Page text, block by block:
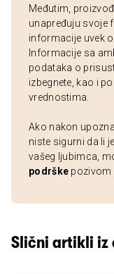
Međutim,
unapređuju svoje
informacije uvek
Informacije sa
podataka o
izbegnete, kao i
vrednostima.
Ako nakon
niste sigurni da li
vašeg ljubimca,
podrške
Slični artikli iz